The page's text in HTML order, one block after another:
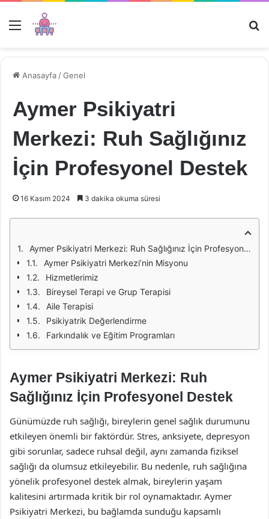
Menü
Anasayfa /Genel
Aymer Psikiyatri
Merkezi: Ruh Sağlığınız
İçin Profesyonel Destek
16 Kasım 2024 3 dakika okuma süresi
Aymer Psikiyatri Merkezi: Ruh Sağlığınız İçin Profesyonel Destek
Aymer Psikiyatri Merkezi’nin Misyonu
Hizmetlerimiz
Bireysel Terapi ve Grup Terapisi
Aile Terapisi
Psikiyatrik Değerlendirme
Farkındalık ve Eğitim Programları
Aymer Psikiyatri Merkezi: Ruh
Sağlığınız İçin Profesyonel Destek
Günümüzde ruh sağlığı, bireylerin genel sağlık durumunu
etkileyen önemli bir faktördür. Stres, anksiyete, depresyon
gibi sorunlar, sadece ruhsal değil, aynı zamanda fiziksel
sağlığı da olumsuz etkileyebilir. Bu nedenle, ruh sağlığına
yönelik profesyonel destek almak, bireylerin yaşam
kalitesini artırmada kritik bir rol oynamaktadır. Aymer
Psikiyatri Merkezi, bu bağlamda sunduğu kapsamlı